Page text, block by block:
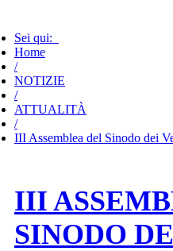
Sei qui:
Home
/
NOTIZIE
/
ATTUALITÀ
/
III Assemblea del Sinodo dei
III
SINODO